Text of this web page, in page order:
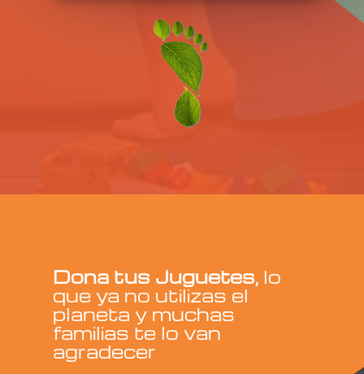
Dona tus Juguetes, lo
que ya no utilizas el
planeta y muchas
familias te lo van
agradecer